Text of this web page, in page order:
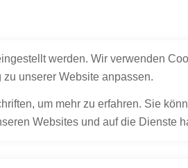
werden. Wir verwenden
zu unserer Website anpassen.
um mehr zu erfahren. Sie
Websites und auf die Dienste